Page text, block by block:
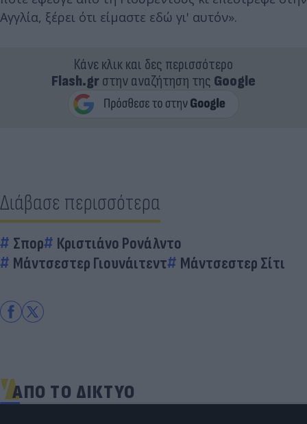
Αγγλία, ξέρει ότι είμαστε εδώ γι' αυτόν».
Κάνε κλικ και δες περισσότερο
Flash.grστην αναζήτηση της Google
Διάβασε περισσότερα
Σπορ
Κριστιάνο Ρονάλντο
Μάντσεστερ Γιουνάιτεντ
Μάντσεστερ Σίτι
ΑΠΟ ΤΟ ΔΙΚΤΥΟ